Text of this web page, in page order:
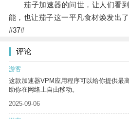
茄子加速器的问世，让人们看到
能，也让茄子这一平凡食材焕发出了
#37#
评论
游客
这款加速器VPM应用程序可以给你提供最
助你在网络上自由移动。
2025-09-06